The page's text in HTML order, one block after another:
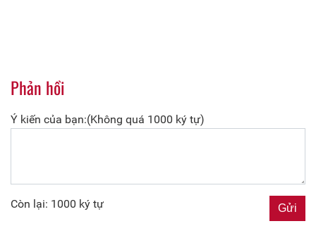
Phản hồi
Ý kiến của bạn:(Không quá 1000 ký tự)
Còn lại: 1000 ký tự